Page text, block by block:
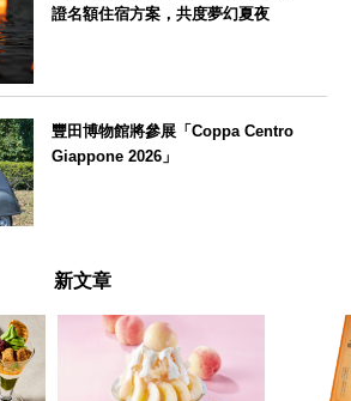
證名額住宿方案，共度夢幻夏夜
豐田博物館將參展「Coppa Centro
Giappone 2026」
新文章